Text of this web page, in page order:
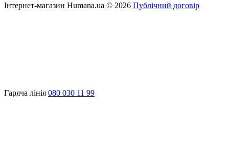
Інтернет-магазин Humana.ua © 2026 Публічний договір
Гаряча лінія 080 030 11 99